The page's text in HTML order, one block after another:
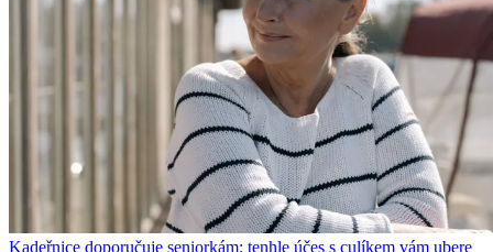
Kadeřnice doporučuje seniorkám: tenhle účes s culíkem vám ubere